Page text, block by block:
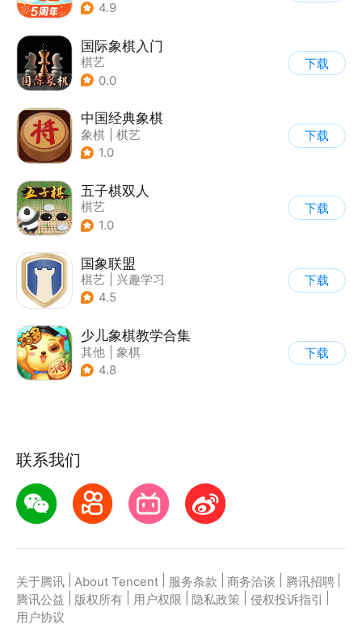
4.9
国际象棋入门
棋艺
0.0
下载
中国经典象棋
象棋
棋艺
1.0
下载
五子棋双人
棋艺
1.0
下载
国象联盟
棋艺
兴趣学习
4.5
下载
少儿象棋教学合集
其他
象棋
4.8
下载
联系我们
关于腾讯 About Tencent 服务条款 商务洽谈 腾讯招聘
腾讯公益
版权所有 用户权限 隐私政策 侵权投诉指引
用户协议